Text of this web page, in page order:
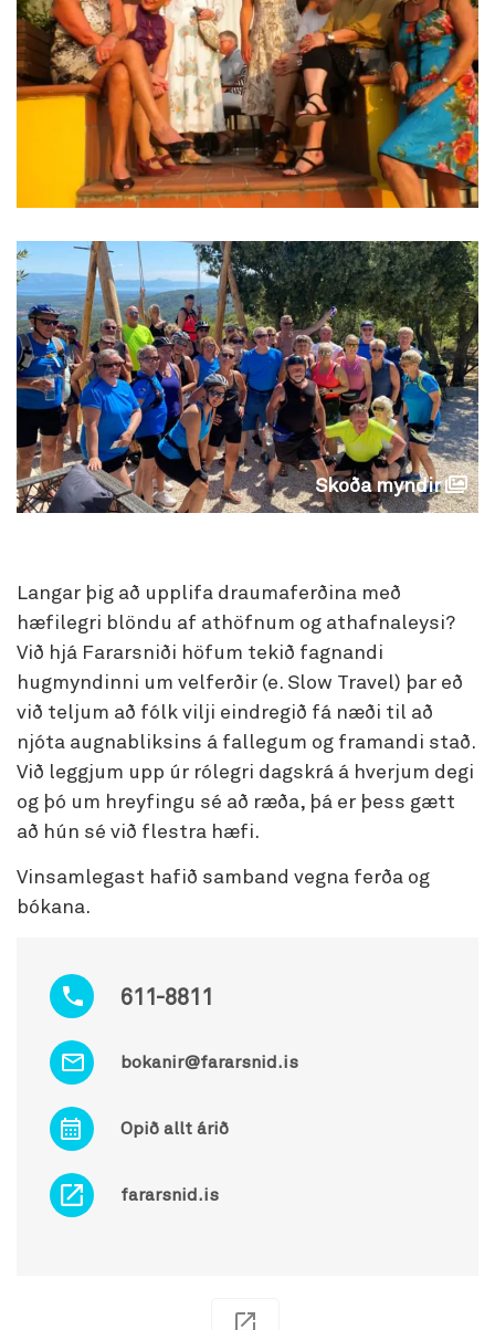
Skoða myndir
611-8811
bokanir@fararsnid.is
Opið allt árið
fararsnid.is
Langar þig að upplifa draumaferðina með
hæfilegri blöndu af athöfnum og athafnaleysi?
Við hjá Fararsniði höfum tekið fagnandi
hugmyndinni um velferðir (e. Slow Travel) þar eð
við teljum að fólk vilji eindregið fá næði til að
njóta augnabliksins á fallegum og framandi stað.
Við leggjum upp úr rólegri dagskrá á hverjum degi
og þó um hreyfingu sé að ræða, þá er þess gætt
að hún sé við flestra hæfi.
Vinsamlegast hafið samband vegna ferða og
bókana.